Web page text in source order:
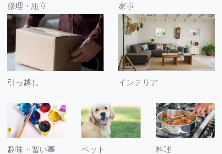
修理・組立 家事
引っ越し インテリア
趣味・習い事 ペット 料理